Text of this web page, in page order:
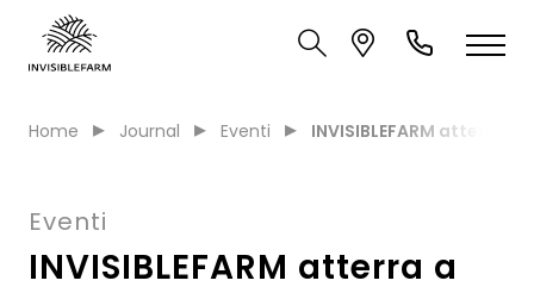
Home Journal Eventi INVISIBLEFARM atterra a
Eventi
INVISIBLEFARM atterra a